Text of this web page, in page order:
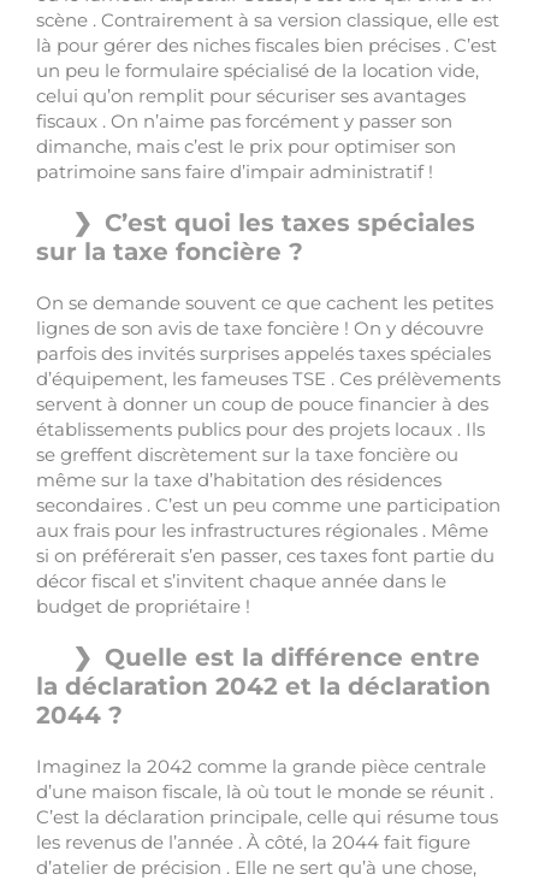
scène . Contrairement à sa version classique, elle est
là pour gérer des niches fiscales bien précises . C’est
un peu le formulaire spécialisé de la location vide,
celui qu’on remplit pour sécuriser ses avantages
fiscaux . On n’aime pas forcément y passer son
dimanche, mais c’est le prix pour optimiser son
patrimoine sans faire d’impair administratif !
C’est quoi les taxes spéciales
sur la taxe foncière ?
On se demande souvent ce que cachent les petites
lignes de son avis de taxe foncière ! On y découvre
parfois des invités surprises appelés taxes spéciales
d’équipement, les fameuses TSE . Ces prélèvements
servent à donner un coup de pouce financier à des
établissements publics pour des projets locaux . Ils
se greffent discrètement sur la taxe foncière ou
même sur la taxe d’habitation des résidences
secondaires . C’est un peu comme une participation
aux frais pour les infrastructures régionales . Même
si on préférerait s’en passer, ces taxes font partie du
décor fiscal et s’invitent chaque année dans le
budget de propriétaire !
Quelle est la différence entre
la déclaration 2042 et la déclaration
2044 ?
Imaginez la 2042 comme la grande pièce centrale
d’une maison fiscale, là où tout le monde se réunit .
C’est la déclaration principale, celle qui résume tous
les revenus de l’année . À côté, la 2044 fait figure
d’atelier de précision . Elle ne sert qu’à une chose,